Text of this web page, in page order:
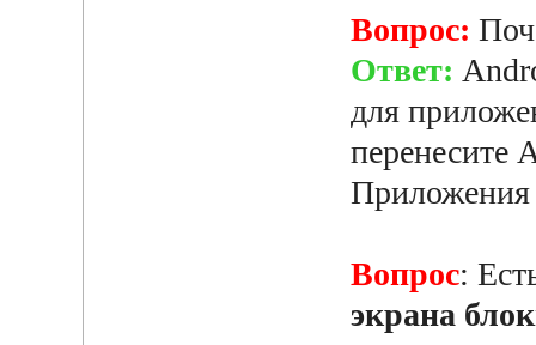
Вопрос:
Ответ:
для
перенесите
Вопрос:
экрана